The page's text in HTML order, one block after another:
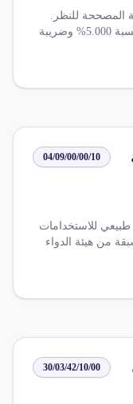
المصححة للنظر.
تشمل الضرائب المفروضة ضريبة الوارد بنسبة 5.000% وضريبة
الحرة والامتيازات
04/09/00/00/10
14% على عسل طبيعي للاستخدامات
من هيئة الدواء
30/03/42/10/00